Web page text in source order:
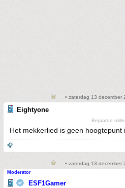
• zaterdag 13 december
Eightyone
Bejaarde
Het mekkerlied is geen hoogtepunt
🎧
• zaterdag 13 december
Moderator
ESF1Gamer